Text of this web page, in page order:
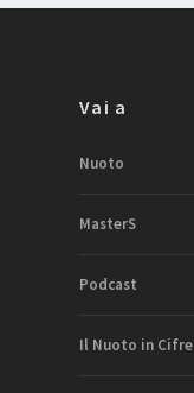
Vai a
Nuoto
MasterS
Podcast
Il Nuoto in Cifre